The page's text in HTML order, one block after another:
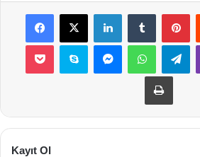
Facebook
X LinkedInTumblr
Pocket Skype MessengerWhatsApp
Yazdır
Kayıt Ol